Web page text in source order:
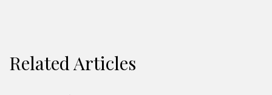
Related Articles